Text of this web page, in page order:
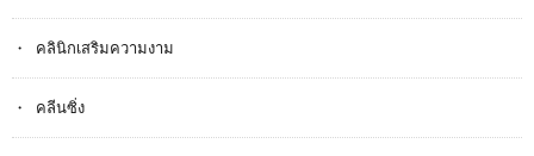
คลินิกเสริมความงาม
คลีนซิ่ง